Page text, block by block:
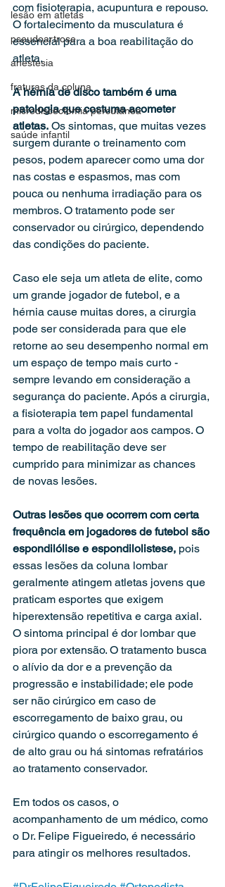
lesão em atletas
pseudoartrose
anestesia
fraturas da coluna
microdiscectomia percutânea
saúde infantil
com fisioterapia, acupuntura e repouso.
O fortalecimento da musculatura é
essencial para a boa reabilitação do
atleta.
A hérnia de disco também é uma
patologia que costuma acometer
atletas. Os sintomas, que muitas vezes
surgem durante o treinamento com
pesos, podem aparecer como uma dor
nas costas e espasmos, mas com
pouca ou nenhuma irradiação para os
membros. O tratamento pode ser
conservador ou cirúrgico, dependendo
das condições do paciente.
Caso ele seja um atleta de elite, como
um grande jogador de futebol, e a
hérnia cause muitas dores, a cirurgia
pode ser considerada para que ele
retorne ao seu desempenho normal em
um espaço de tempo mais curto -
sempre levando em consideração a
segurança do paciente. Após a cirurgia,
a fisioterapia tem papel fundamental
para a volta do jogador aos campos. O
tempo de reabilitação deve ser
cumprido para minimizar as chances
de novas lesões.
Outras lesões que ocorrem com certa
frequência em jogadores de futebol são
espondilólise e espondilolistese, pois
essas lesões da coluna lombar
geralmente atingem atletas jovens que
praticam esportes que exigem
hiperextensão repetitiva e carga axial.
O sintoma principal é dor lombar que
piora por extensão. O tratamento busca
o alívio da dor e a prevenção da
progressão e instabilidade; ele pode
ser não cirúrgico em caso de
escorregamento de baixo grau, ou
cirúrgico quando o escorregamento é
de alto grau ou há sintomas refratários
ao tratamento conservador.
Em todos os casos, o
acompanhamento de um médico, como
o Dr. Felipe Figueiredo, é necessário
para atingir os melhores resultados.